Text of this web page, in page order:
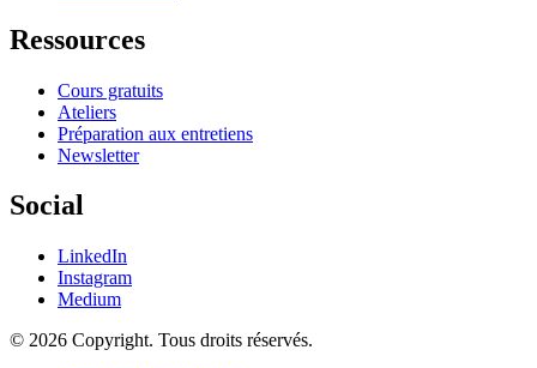
Ressources
Cours gratuits
Ateliers
Préparation aux entretiens
Newsletter
Social
LinkedIn
Instagram
Medium
© 2026 Copyright. Tous droits réservés.